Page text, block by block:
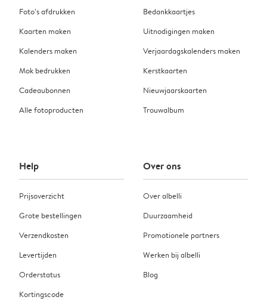
Foto’s afdrukken
Kaarten maken
Kalenders maken
Mok bedrukken
Cadeaubonnen
Alle fotoproducten
Bedankkaartjes
Uitnodigingen maken
Verjaardagskalenders maken
Kerstkaarten
Nieuwjaarskaarten
Trouwalbum
Help
Prijsoverzicht
Grote bestellingen
Verzendkosten
Levertijden
Orderstatus
Kortingscode
Over ons
Over albelli
Duurzaamheid
Promotionele partners
Werken bij albelli
Blog